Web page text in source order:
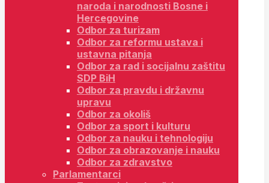
naroda i narodnosti Bosne i
Hercegovine
Odbor za turizam
Odbor za reformu ustava i
ustavna pitanja
Odbor za rad i socijalnu zaštitu
SDP BiH
Odbor za pravdu i državnu
upravu
Odbor za okoliš
Odbor za sport i kulturu
Odbor za nauku i tehnologiju
Odbor za obrazovanje i nauku
Odbor za zdravstvo
Parlamentarci